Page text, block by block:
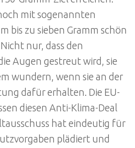
mit sogenannten
bis zu sieben Gramm schön
nur, dass den
Augen gestreut wird, sie
wundern, wenn sie an der
dafür erhalten. Die EU-
diesen Anti-Klima-Deal
hat eindeutig für
plädiert und